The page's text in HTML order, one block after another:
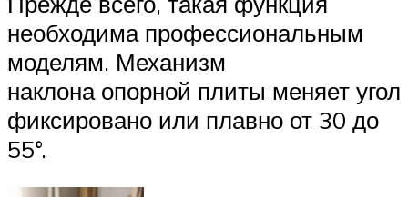
необходима профессиональным
моделям. Механизм
наклона опорной плиты меняет угол
фиксировано или плавно от 30 до
55°.